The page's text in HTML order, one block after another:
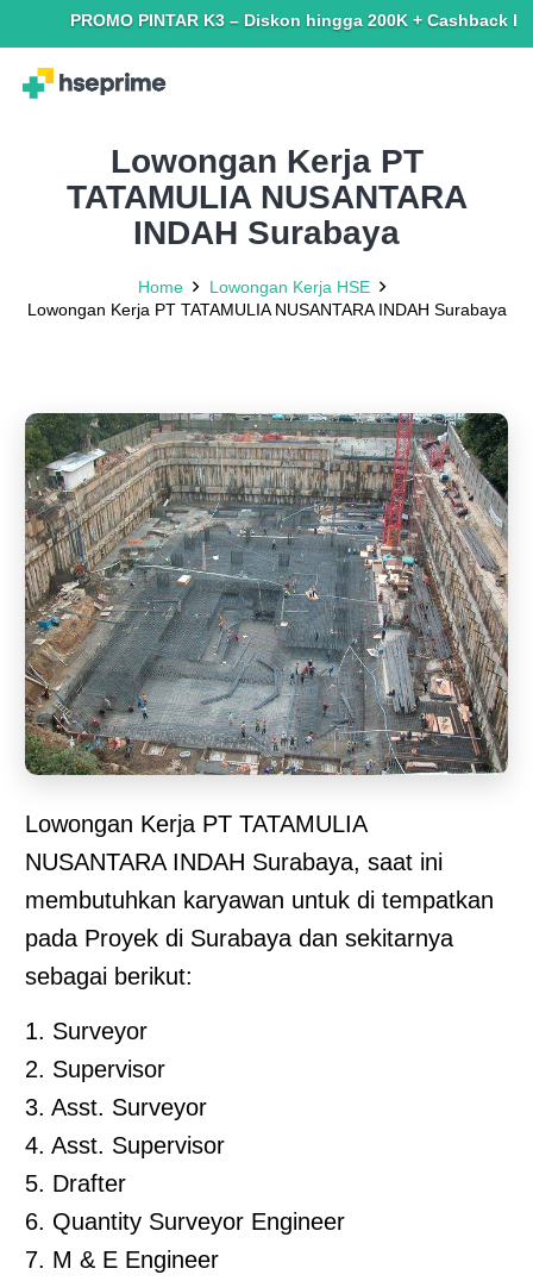
PROMO PINTAR K3 – Diskon hingga 200K + Cashback
Lowongan Kerja PT
TATAMULIA NUSANTARA
INDAH Surabaya
Home
Lowongan Kerja HSE
Lowongan Kerja PT TATAMULIA NUSANTARA INDAH Surabaya
Lowongan Kerja PT TATAMULIA
NUSANTARA INDAH Surabaya, saat ini
membutuhkan karyawan untuk di tempatkan
pada Proyek di Surabaya dan sekitarnya
sebagai berikut:
1. Surveyor
2. Supervisor
3. Asst. Surveyor
4. Asst. Supervisor
5. Drafter
6. Quantity Surveyor Engineer
7. M & E Engineer